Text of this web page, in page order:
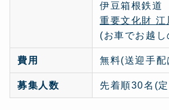
伊豆箱根鉄道
重要文化財 江
(お車でお越
費用 無料(送迎手
募集人数 先着順30名(